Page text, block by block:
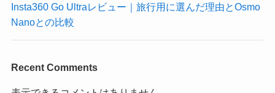
Insta360 Go Ultraレビュー｜旅行用に選んだ理由とOsmo
Nanoとの比較
Recent Comments